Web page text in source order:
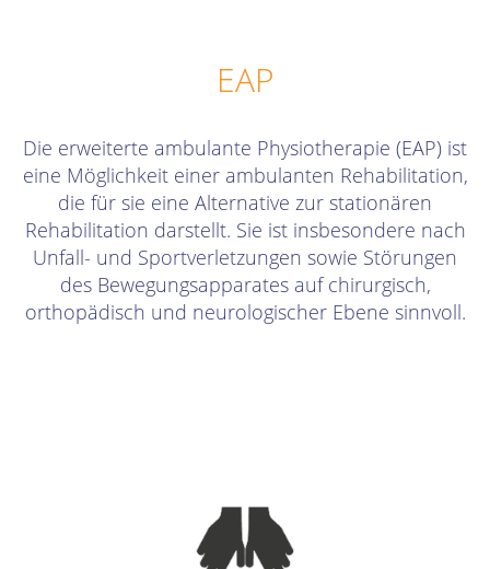
EAP
Die erweiterte ambulante Physiotherapie (EAP) ist
eine Möglichkeit einer ambulanten Rehabilitation,
die für sie eine Alternative zur stationären
Rehabilitation darstellt. Sie ist insbesondere nach
Unfall- und Sportverletzungen sowie Störungen
des Bewegungsapparates auf chirurgisch,
orthopädisch und neurologischer Ebene sinnvoll.